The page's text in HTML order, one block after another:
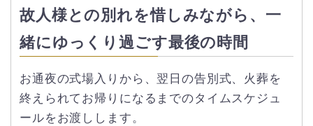
故人様との別れを惜しみながら、一
緒にゆっくり過ごす最後の時間
お通夜の式場入りから、翌日の告別式、火葬を
終えられてお帰りになるまでのタイムスケジュ
ールをお渡しします。